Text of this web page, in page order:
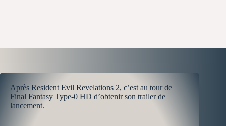
Après Resident Evil Revelations 2, c’est au tour de
Final Fantasy Type-0 HD d’obtenir son trailer de
lancement.